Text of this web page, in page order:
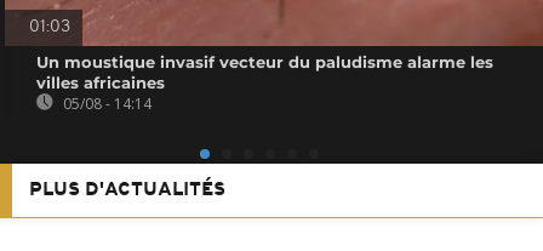
01:03
Un moustique invasif vecteur du paludisme alarme les
villes africaines
05/08 - 14:14
PLUS D'ACTUALITÉS